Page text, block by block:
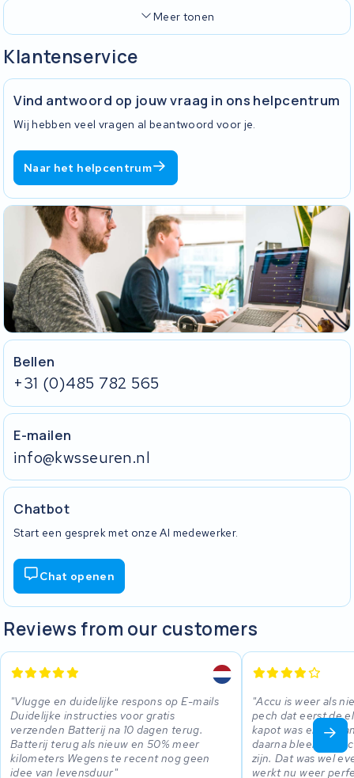
Meer tonen
Klantenservice
Vind antwoord op jouw vraag in ons helpcentrum
Wij hebben veel vragen al beantwoord voor je.
Naar het helpcentrum
Bellen
+31 (0)485 782 565
E-mailen
info@kwsseuren.nl
Chatbot
Start een gesprek met onze AI medewerker.
Chat openen
Reviews from our customers
Vlugge en duidelijke respons op E-mails
Duidelijke instructies voor gratis
verzenden Batterij na 10 dagen terug.
Batterij terug als nieuw en 50% meer
kilometers Wegens te recent nog geen
idee van levensduur
Accu is weer als
pech dat eerst de
kapot was en
daarna bleek de
zijn. Dat was wel
werkt nu weer